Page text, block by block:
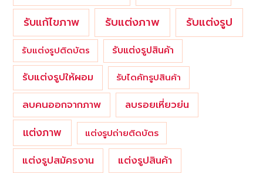
รับแก้ไขภาพ รับแต่งภาพ รับแต่งรูป
รับแต่งรูปติดบัตร รับแต่งรูปสินค้า
รับแต่งรูปให้ผอม รับไดคัทรูปสินค้า
ลบคนออกจากภาพ ลบรอยเหี่ยวย่น
แต่งภาพ แต่งรูปถ่ายติดบัตร
แต่งรูปสมัครงาน
แต่งรูปสินค้า